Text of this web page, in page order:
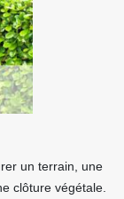
un terrain, une
clôture végétale.